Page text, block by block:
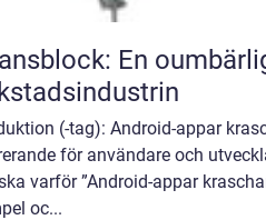
En
(-tag): Android-appar
för användare och
varför ”Android-appar
oc...